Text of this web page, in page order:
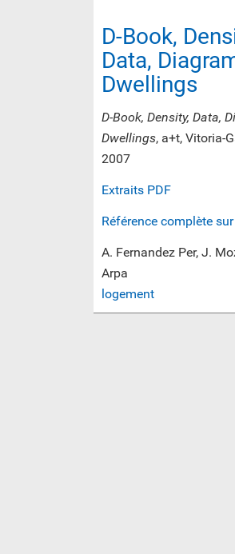
D-Book,
Data,
Dwellings
D-Book, Density, Data,
Dwellings, a+t, Vitoria-
2007
Extraits PDF
Référence complète sur
A. Fernandez Per, J.
Arpa
logement